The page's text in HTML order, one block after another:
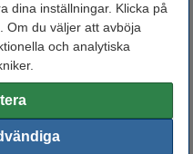
dina inställningar. Klicka på
Om du väljer att avböja
och analytiska
Limstift 40g | 123ink